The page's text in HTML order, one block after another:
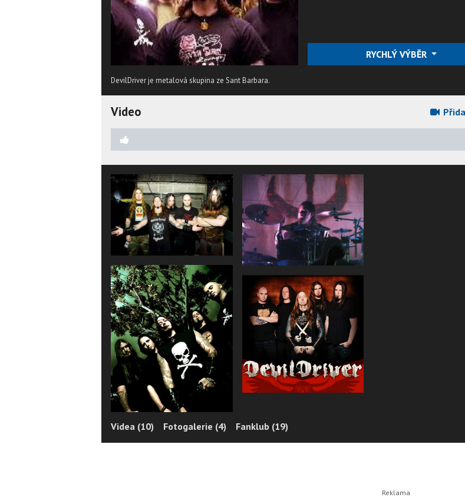
RYCHLÝ VÝBĚR
DevilDriver je metalová skupina ze Sant Barbara.
Video
Videa (10) Fotogalerie (4) Fanklub (19)